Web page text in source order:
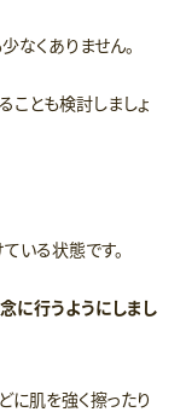
なくありません。
とも検討しましょ
いる状態です。
に行うようにしまし
に肌を強く擦ったり